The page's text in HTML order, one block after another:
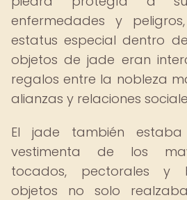
enfermedades y
estatus especial dentro
objetos de jade eran
regalos entre la nobleza
alianzas y relaciones
El jade también
vestimenta de los
tocados, pectorales y
objetos no solo